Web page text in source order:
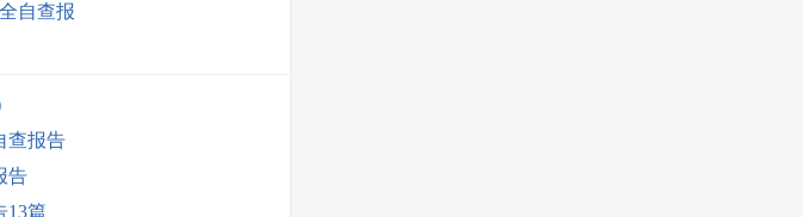
自查报
查报告
告
13篇